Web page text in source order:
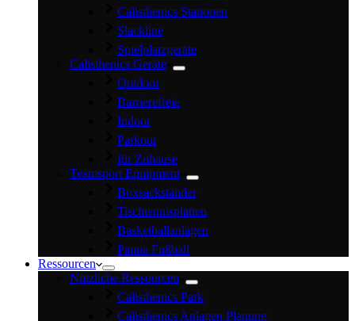
Calisthenics Stationen
Slackline
Spielplatzgeräte
Calisthenics Geräte
Outdoor
Barrierefreie
Indoor
Parkour
für Zuhause
Teamsport Equipment
Boxsackständer
Tischtennisplatten
Basketballanlagen
Panna Fußball
Ressourcen
Nützliche Ressourcen
Calisthenics Park
Calisthenics Anlagen Planung